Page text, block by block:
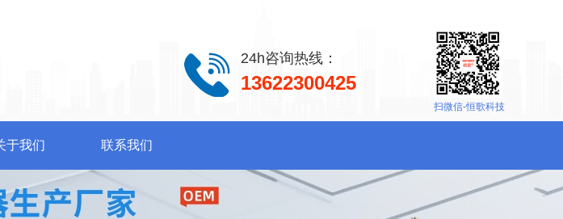
扫微信-恒歌科技
24h咨询热线：
13622300425
于我们 联系我们